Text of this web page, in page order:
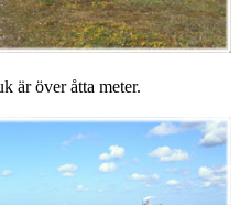
är över åtta meter.